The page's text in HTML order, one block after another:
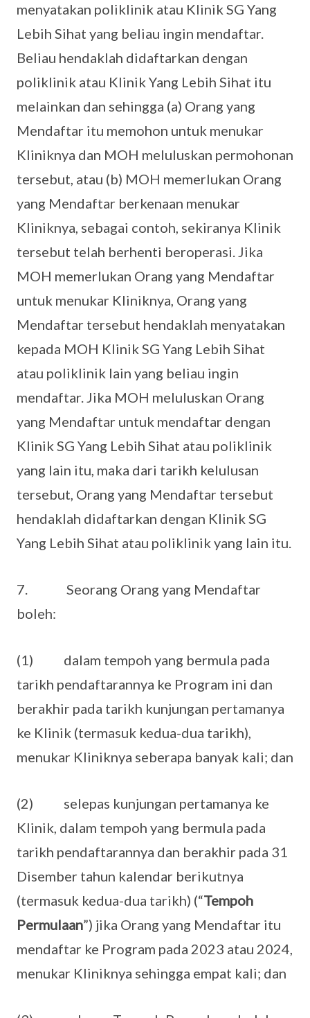
menyatakan poliklinik atau Klinik SG Yang
Lebih Sihat yang beliau ingin mendaftar.
Beliau hendaklah didaftarkan dengan
poliklinik atau Klinik Yang Lebih Sihat itu
melainkan dan sehingga (a) Orang yang
Mendaftar itu memohon untuk menukar
Kliniknya dan MOH meluluskan permohonan
tersebut, atau (b) MOH memerlukan Orang
yang Mendaftar berkenaan menukar
Kliniknya, sebagai contoh, sekiranya Klinik
tersebut telah berhenti beroperasi. Jika
MOH memerlukan Orang yang Mendaftar
untuk menukar Kliniknya, Orang yang
Mendaftar tersebut hendaklah menyatakan
kepada MOH Klinik SG Yang Lebih Sihat
atau poliklinik lain yang beliau ingin
mendaftar. Jika MOH meluluskan Orang
yang Mendaftar untuk mendaftar dengan
Klinik SG Yang Lebih Sihat atau poliklinik
yang lain itu, maka dari tarikh kelulusan
tersebut, Orang yang Mendaftar tersebut
hendaklah didaftarkan dengan Klinik SG
Yang Lebih Sihat atau poliklinik yang lain itu.
7. Seorang Orang yang Mendaftar
boleh:
(1) dalam tempoh yang bermula pada
tarikh pendaftarannya ke Program ini dan
berakhir pada tarikh kunjungan pertamanya
ke Klinik (termasuk kedua-dua tarikh),
menukar Kliniknya seberapa banyak kali; dan
(2) selepas kunjungan pertamanya ke
Klinik, dalam tempoh yang bermula pada
tarikh pendaftarannya dan berakhir pada 31
Disember tahun kalendar berikutnya
(termasuk kedua-dua tarikh) (“Tempoh
Permulaan”) jika Orang yang Mendaftar itu
mendaftar ke Program pada 2023 atau 2024,
menukar Kliniknya sehingga empat kali; dan